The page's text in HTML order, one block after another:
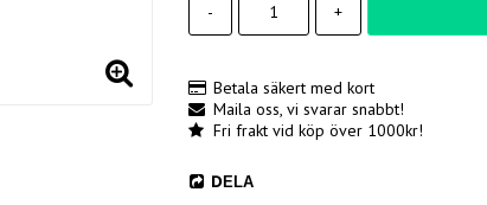
- +
Betala säkert med kort
Maila oss, vi svarar snabbt!
Fri frakt vid köp över 1000kr!
DELA